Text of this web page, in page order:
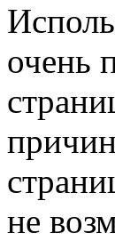
очень
не